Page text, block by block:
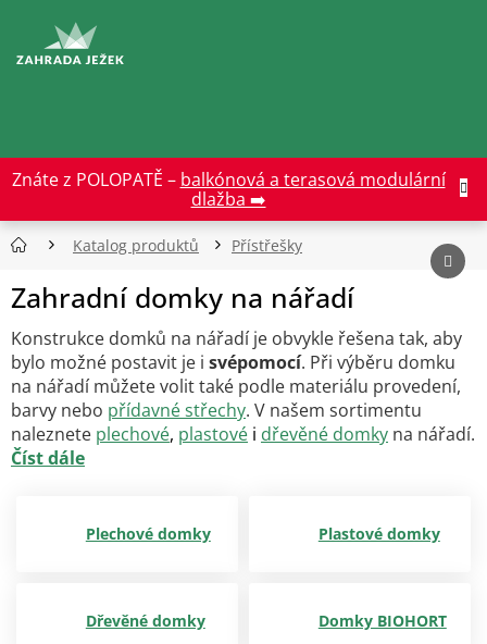
obsah
Znáte z POLOPATĚ – balkónová a terasová modulární
dlažba ➡️
Katalog produktů Přístřešky
Zahradní domky na nářadí
Konstrukce domků na nářadí je obvykle řešena tak, aby
bylo možné postavit je i svépomocí. Při výběru domku
na nářadí můžete volit také podle materiálu provedení,
barvy nebo přídavné střechy. V našem sortimentu
naleznete plechové, plastové i dřevěné domky na nářadí.
Číst dále
Plechové domky Plastové domky
Dřevěné domky Domky BIOHORT